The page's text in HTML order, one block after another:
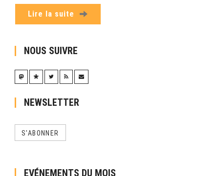
Lire la suite
NOUS SUIVRE
NEWSLETTER
S'ABONNER
EVÉNEMENTS DU MOIS